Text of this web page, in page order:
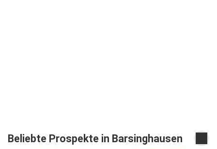
Beliebte Prospekte in Barsinghausen